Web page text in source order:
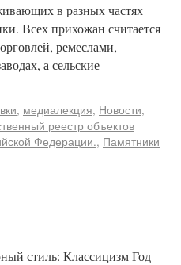
в разных частях
Всех прихожан считается
ремеслами,
а сельские –
, медиалекция, Новости,
реестр объектов
Федерации., Памятники
стиль: Классицизм Год